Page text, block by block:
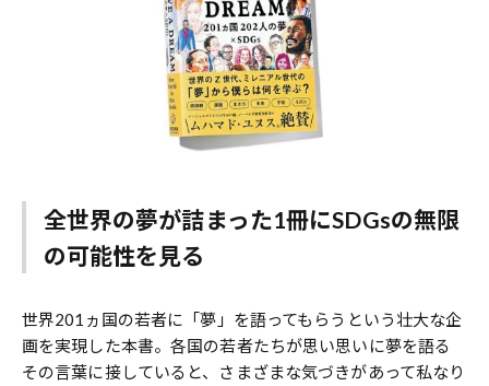
全世界の夢が詰まった1冊にSDGsの無限
の可能性を見る
世界201ヵ国の若者に「夢」を語ってもらうという壮大な企
画を実現した本書。各国の若者たちが思い思いに夢を語る
その言葉に接していると、さまざまな気づきがあって私なり